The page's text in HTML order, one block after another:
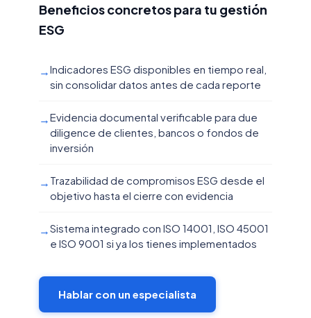
Beneficios concretos para tu gestión
ESG
→Indicadores ESG disponibles en tiempo real,
sin consolidar datos antes de cada reporte
→Evidencia documental verificable para due
diligence de clientes, bancos o fondos de
inversión
→ Trazabilidad de compromisos ESG desde el
objetivo hasta el cierre con evidencia
→Sistema integrado con ISO 14001, ISO 45001
e ISO 9001 si ya los tienes implementados
Hablar con un especialista